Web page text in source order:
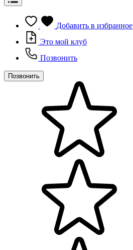
Добавить в избранное
Это мой клуб
Позвонить
Позвонить